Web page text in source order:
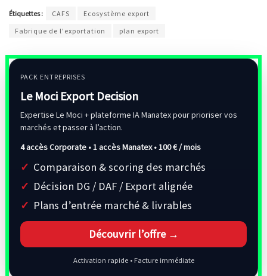
Étiquettes : CAFS
Ecosystème export
Fabrique de l'exportation
plan export
PACK ENTREPRISES
Le Moci Export Decision
Expertise Le Moci + plateforme IA Manatex pour prioriser vos
marchés et passer à l’action.
4 accès Corporate • 1 accès Manatex •100 € / mois
Comparaison & scoring des marchés
Décision DG / DAF / Export alignée
Plans d’entrée marché & livrables
Découvrir l’offre →
Activation rapide • Facture immédiate